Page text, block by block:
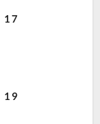
17
19